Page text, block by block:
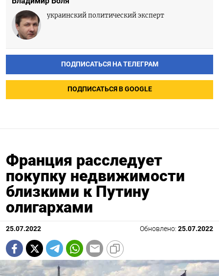
украинский политический эксперт
ПОДПИСАТЬСЯ НА ТЕЛЕГРАМ
ПОДПИСАТЬСЯ В GOOGLE
Франция расследует
покупку недвижимости
близкими к Путину
олигархами
25.07.2022 Обновлено: 25.07.2022